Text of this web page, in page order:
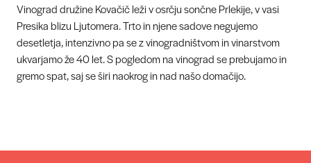
Vinograd družine Kovačič leži v osrčju sončne Prlekije, v vasi
Presika blizu Ljutomera. Trto in njene sadove negujemo
desetletja, intenzivno pa se z vinogradništvom in vinarstvom
ukvarjamo že 40 let. S pogledom na vinograd se prebujamo in
gremo spat, saj se širi naokrog in nad našo domačijo.